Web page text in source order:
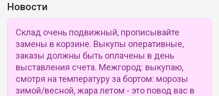
Новости
Склад очень подвижный, прописывайте
замены в корзине. Выкупы оперативные,
заказы должны быть оплачены в день
выставления счета. Межгород: выкупаю,
смотря на температуру за бортом: морозы
зимой/весной, жара летом - это повод вас в